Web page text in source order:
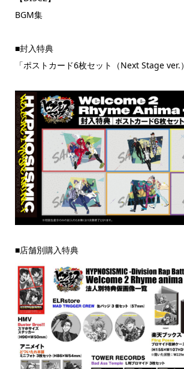
BGM集
■封入特典
「ポストカード6枚セット（Next Stage ver.
■店舗別購入特典